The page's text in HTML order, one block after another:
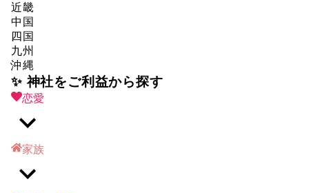
近畿
中国
四国
九州
沖縄
✨ 神社をご利益から探す
恋愛
家族